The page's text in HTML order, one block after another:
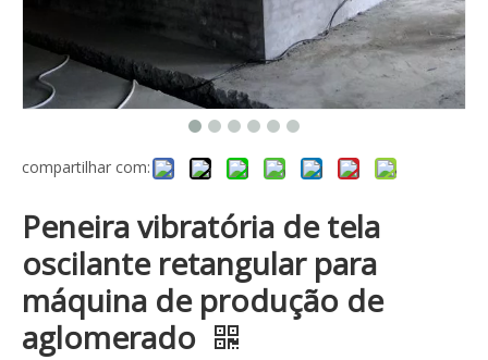
compartilhar com:
Peneira vibratória de tela
oscilante retangular para
máquina de produção de
aglomerado